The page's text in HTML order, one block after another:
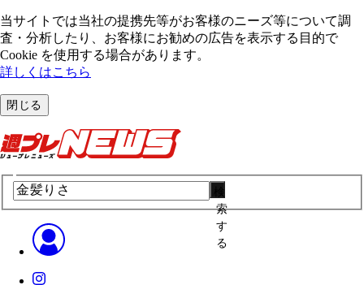
当サイトでは当社の提携先等がお客様のニーズ等について調
査・分析したり、お客様にお勧めの広告を表⽰する⽬的で
Cookie を使⽤する場合があります。
詳しくはこちら
閉じる
索
す
る